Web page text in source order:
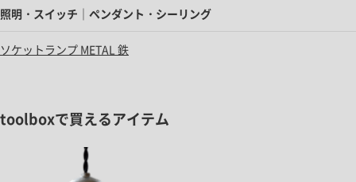
照明・スイッチ｜ペンダント・シーリング
ソケットランプ METAL 鉄
toolboxで買えるアイテム